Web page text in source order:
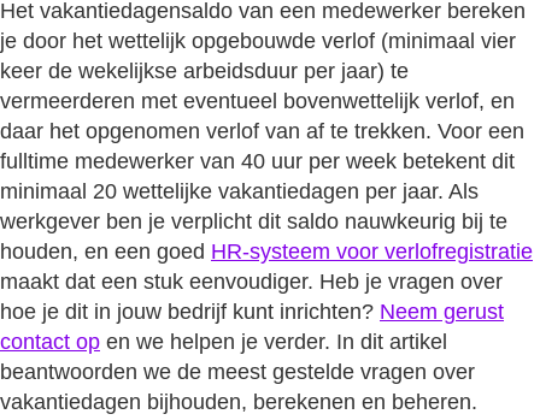
Het vakantiedagensaldo van een medewerker bereken
je door het wettelijk opgebouwde verlof (minimaal vier
keer de wekelijkse arbeidsduur per jaar) te
vermeerderen met eventueel bovenwettelijk verlof, en
daar het opgenomen verlof van af te trekken. Voor een
fulltime medewerker van 40 uur per week betekent dit
minimaal 20 wettelijke vakantiedagen per jaar. Als
werkgever ben je verplicht dit saldo nauwkeurig bij te
houden, en een goed HR-systeem voor verlofregistratie
maakt dat een stuk eenvoudiger. Heb je vragen over
hoe je dit in jouw bedrijf kunt inrichten? Neem gerust
contact op en we helpen je verder. In dit artikel
beantwoorden we de meest gestelde vragen over
vakantiedagen bijhouden, berekenen en beheren.